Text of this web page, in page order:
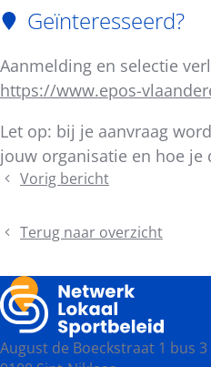
Geïnteresseerd?
Aanmelding en selectie
https://www.epos-
Let op: bij je aanvraag
jouw organisatie en hoe je
Vorig bericht
De
Vlaamse
uitgelegd
Terug naar overzicht
August de Boeckstraat 1 bus 3